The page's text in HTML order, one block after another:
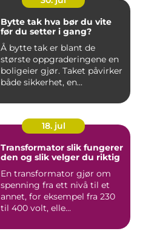
Bytte tak hva bør du vite
før du setter i gang?
Å bytte tak er blant de
største oppgraderingene en
boligeier gjør. Taket påvirker
både sikkerhet, en...
18. jul
Transformator slik fungerer
den og slik velger du riktig
En transformator gjør om
spenning fra ett nivå til et
annet, for eksempel fra 230
til 400 volt, elle...